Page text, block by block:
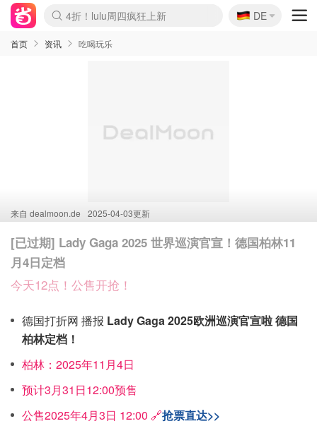
Boticinal 夏促开抢！
4折！lulu周四疯狂上新
还没结束！&OtherStories大促
Joybuy变相75折 随时失效
速领！Stanley独家85折
疑似霸哥！Camper额外叠85折
Zalando 奥莱闪促！每日更新
Moncler反季囤！5折起+叠9折
Coach Brooklyn仅€192
🇩🇪
DE
首页 资讯 吃喝玩乐
来自 dealmoon.de 2025-04-03更新
[已过期] Lady Gaga 2025 世界巡演官宣！德国柏林11
月4日定档
今天12点！公售开抢！
德国打折网 播报 Lady Gaga 2025欧洲巡演官宣啦 德国
柏林定档！
柏林：2025年11月4日
预计3月31日12:00预售
公售2025年4月3日 12:00 🔗抢票直达>>